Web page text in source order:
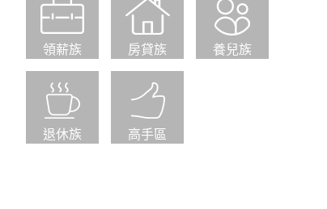
領薪族 房貸族 養兒族
退休族 高手區